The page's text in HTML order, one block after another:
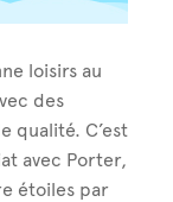
loisirs au
des
qualité. C’est
avec Porter,
étoiles par